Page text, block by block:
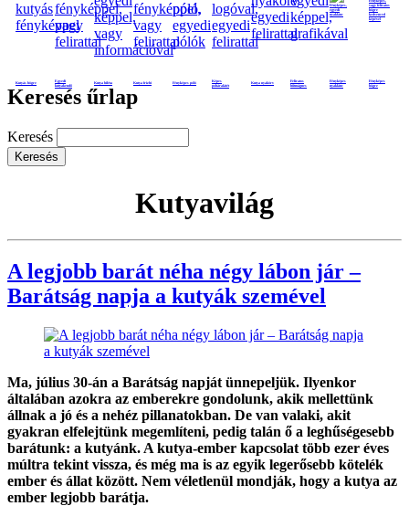
Kutyás bögre
Egyedi
kutyakendő
Kutya biléta Kutya frizbi Fényképes póló
Képes
poháralátét
Kutya nyakörv
Feliratos
hűtmágnes
Fényképes
nyaklánc
Fényképes
bögre
Keresés űrlap
Keresés
Kutyavilág
A legjobb barát néha négy lábon jár –
Barátság napja a kutyák szemével
Ma, július 30-án a Barátság napját ünnepeljük. Ilyenkor
általában azokra az emberekre gondolunk, akik mellettünk
állnak a jó és a nehéz pillanatokban. De van valaki, akit
gyakran elfelejtünk megemlíteni, pedig talán ő a leghűségesebb
barátunk: a kutyánk. A kutya-ember kapcsolat több ezer éves
múltra tekint vissza, és még ma is az egyik legerősebb kötelék
ember és állat között. Nem véletlenül mondják, hogy a kutya az
ember legjobb barátja.